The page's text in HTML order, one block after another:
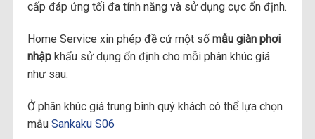
cấp đáp ứng tối đa tính năng và sử dụng cực ổn định.
Home Service xin phép đề cử một số mẫu giàn phơi
nhậpkhẩu sử dụng ổn định cho mỗi phân khúc giá
như sau:
Ở phân khúc giá trung bình quý khách có thể lựa chọn
mẫu Sankaku S06